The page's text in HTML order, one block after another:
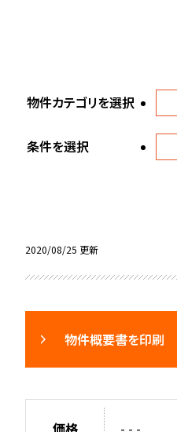
物件カテゴリを選択
条件を選択
2020/08/25 更新
物件概要書を印刷
価格 - - -